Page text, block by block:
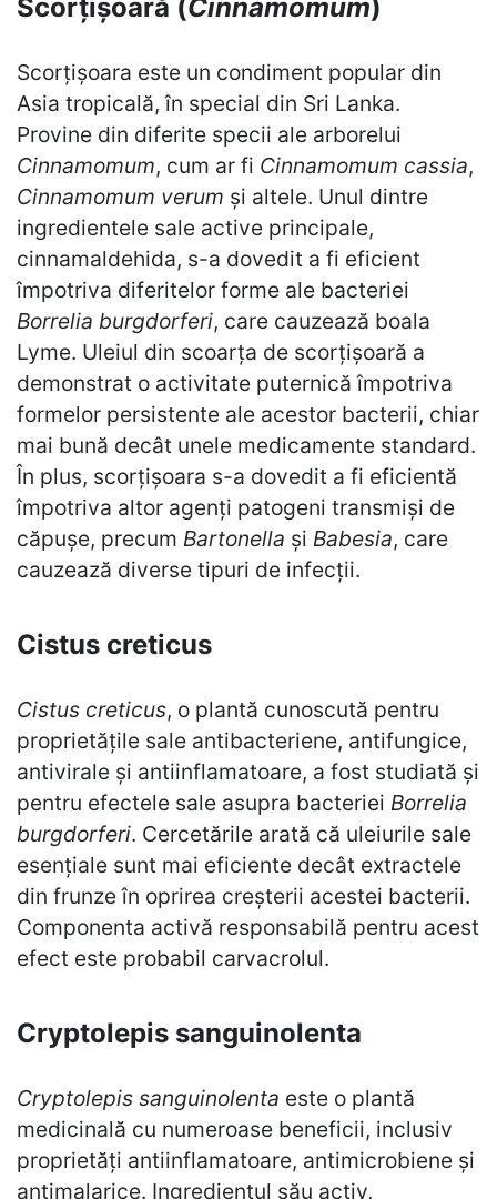
Scorțișoară (Cinnamomum)
Scorțișoara este un condiment popular din
Asia tropicală, în special din Sri Lanka.
Provine din diferite specii ale arborelui
Cinnamomum, cum ar fi Cinnamomum cassia,
Cinnamomum verum și altele. Unul dintre
ingredientele sale active principale,
cinnamaldehida, s-a dovedit a fi eficient
împotriva diferitelor forme ale bacteriei
Borrelia burgdorferi, care cauzează boala
Lyme. Uleiul din scoarța de scorțișoară a
demonstrat o activitate puternică împotriva
formelor persistente ale acestor bacterii, chiar
mai bună decât unele medicamente standard.
În plus, scorțișoara s-a dovedit a fi eficientă
împotriva altor agenți patogeni transmiși de
căpușe, precum Bartonella și Babesia, care
cauzează diverse tipuri de infecții.
Cistus creticus
Cistus creticus, o plantă cunoscută pentru
proprietățile sale antibacteriene, antifungice,
antivirale și antiinflamatoare, a fost studiată și
pentru efectele sale asupra bacteriei Borrelia
burgdorferi. Cercetările arată că uleiurile sale
esențiale sunt mai eficiente decât extractele
din frunze în oprirea creșterii acestei bacterii.
Componenta activă responsabilă pentru acest
efect este probabil carvacrolul.
Cryptolepis sanguinolenta
Cryptolepis sanguinolenta este o plantă
medicinală cu numeroase beneficii, inclusiv
proprietăți antiinflamatoare, antimicrobiene și
antimalarice. Ingredientul său activ,